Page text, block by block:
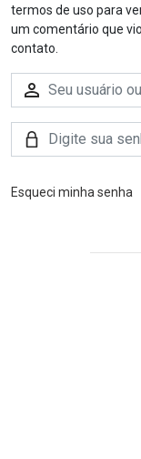
termos de uso para
um comentário que
contato.
Esqueci minha senha